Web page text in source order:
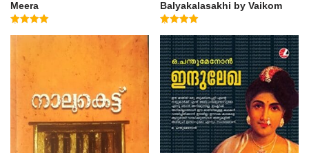
Meera
Balyakalasakhi by Vaikom
Muhammad Basheer
4.60
out of 5